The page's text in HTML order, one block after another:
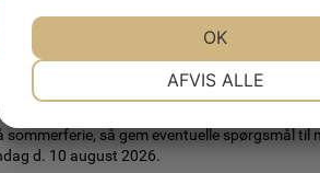
"Holdoversigt" her på siden.
Vi ønsker dig og din familie
jer velkommen i HG til efteråret.
sommerferie, så gem eventuelle spørgsmål til
d. 10 august 2026.
MARKETING
AFVIS ALLE
OK